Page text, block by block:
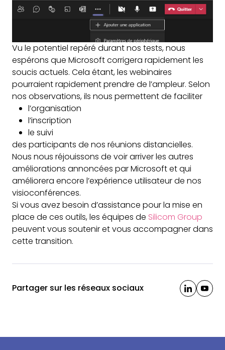
Vu le potentiel repéré durant nos tests, nous
espérons que Microsoft corrigera rapidement les
soucis actuels. Cela étant, les webinaires
pourraient rapidement prendre de l’ampleur. Selon
nos observations, ils nous permettent de faciliter
l’organisation
l’inscription
le suivi
des participants de nos réunions distancielles.
Nous nous réjouissons de voir arriver les autres
améliorations annoncées par Microsoft et qui
améliorera encore l’expérience utilisateur de nos
visioconférences.
Si vous avez besoin d’assistance pour la mise en
place de ces outils, les équipes de Silicom Group
peuvent vous soutenir et vous accompagner dans
cette transition.
Partager sur les réseaux sociaux